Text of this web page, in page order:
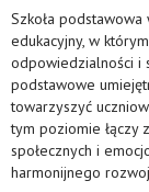
Szkoła
edukacyjny, w
odpowiedzialności i
podstawowe
towarzyszyć
tym poziomie łączy
społecznych i
harmonijnego